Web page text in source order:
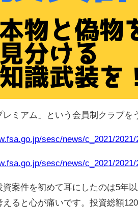
レミアム」という会員制クラブ
sesc/news/c_2021/2021/
sesc/news/c_2021/2021/
資案件を初めて耳にしたのは5年
えると心が痛いです。投資総額